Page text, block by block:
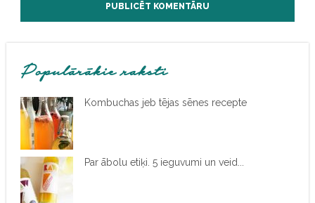
Populārākie raksti
Kombuchas jeb tējas sēnes recepte
Par ābolu etiķi. 5 ieguvumi un veid...